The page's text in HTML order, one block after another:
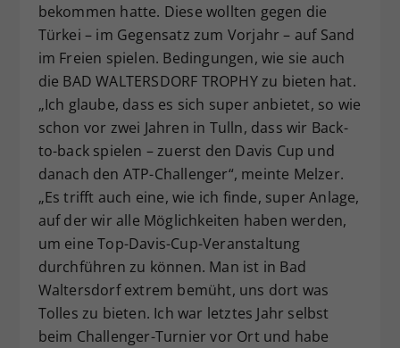
bekommen hatte. Diese wollten gegen die
Türkei – im Gegensatz zum Vorjahr – auf Sand
im Freien spielen. Bedingungen, wie sie auch
die BAD WALTERSDORF TROPHY zu bieten hat.
„Ich glaube, dass es sich super anbietet, so wie
schon vor zwei Jahren in Tulln, dass wir Back-
to-back spielen – zuerst den Davis Cup und
danach den ATP-Challenger“, meinte Melzer.
„Es trifft auch eine, wie ich finde, super Anlage,
auf der wir alle Möglichkeiten haben werden,
um eine Top-Davis-Cup-Veranstaltung
durchführen zu können. Man ist in Bad
Waltersdorf extrem bemüht, uns dort was
Tolles zu bieten. Ich war letztes Jahr selbst
beim Challenger-Turnier vor Ort und habe